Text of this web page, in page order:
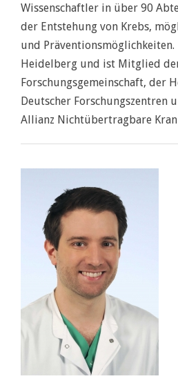
Wissenschaftler in über 90
der Entstehung von Krebs,
und Präventionsmöglichkeiten.
Heidelberg und ist Mitglied
Forschungsgemeinschaft, der
Deutscher Forschungszentren
Allianz Nichtübertragbare